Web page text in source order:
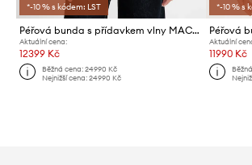
*-10 % s kódem: LST
Péřová bunda s přídavkem vlny MACKAGE
Aktuální cena:
12399 Kč
Běžná cena:24990 Kč
Nejnižší cena:24990 Kč
*-10 % s
Péřová
Aktuální
11990 Kč